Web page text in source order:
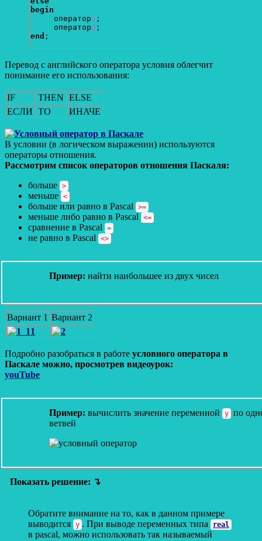
begin
     оператор
1 ;
     оператор
2 ;
end ;
Перевод с английского оператора условия облегчит
понимание его использования:
IF THEN ELSE
ЕСЛИ ТО ИНАЧЕ
В условии (в логическом выражении) используются
операторы отношения.
Рассмотрим список операторов отношения Паскаля:
больше >
меньше <
больше или равно в Pascal >=
меньше либо равно в Pascal <=
сравнение в Pascal =
не равно в Pascal <>
Пример: найти наибольшее из двух чисел
Вариант 1 Вариант 2
Подробно разобраться в работе условного оператора в
Паскале можно, просмотрев видеоурок:
youTube
Пример: вычислить значение переменной у по
ветвей
Показать решение:
Обратите внимание на то, как в данном примере
выводится y . При выводе переменных типа real
в pascal, можно использовать так называемый